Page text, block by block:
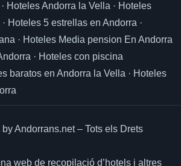
· Hoteles Andorra la Vella · Hoteles
· Hoteles 5 estrellas en Andorra ·
· Hoteles Media pension En Andorra
· Hoteles con piscina
baratos en Andorra la Vella · Hoteles
Andorrans.net – Tots els Drets
web de recopilació d’hotels i altres